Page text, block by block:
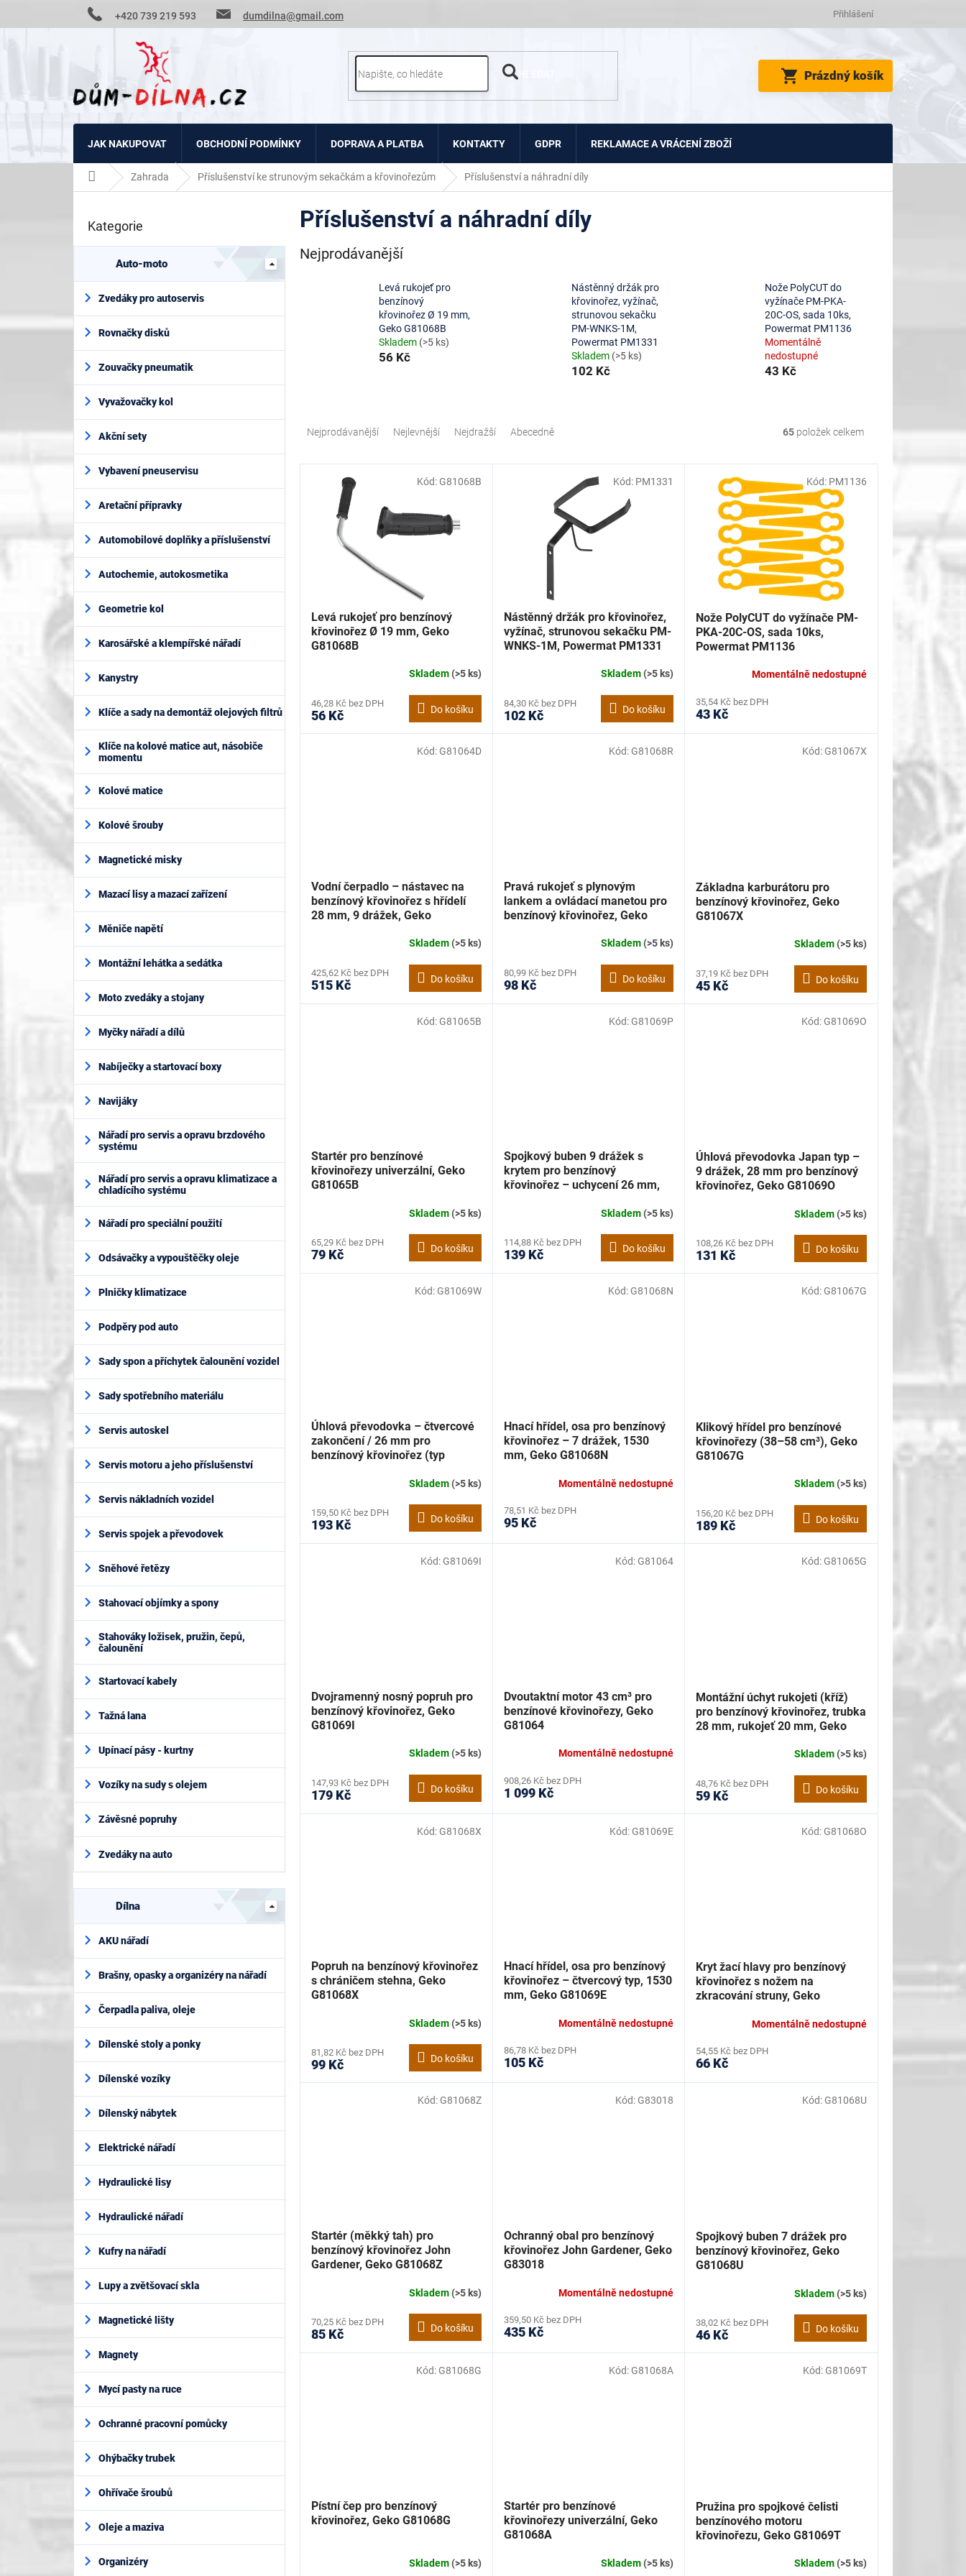
+420 739 219 593 dumdilna@gmail.com Přihlášení
NÁKUPNÍ
KOŠÍK
Prázdný košík
JAK NAKUPOVAT OBCHODNÍ PODMÍNKY DOPRAVA A PLATBA KONTAKTY GDPR REKLAMACE A VRÁCENÍ ZBOŽÍ
Domů Zahrada Příslušenství ke strunovým sekačkám a křovinořezům Příslušenství a náhradní díly
t
a
í
e
Přeskočit
Kategorie
Auto-moto
Zvedáky pro autoservis
Rovnačky disků
Zouvačky pneumatik
Vyvažovačky kol
Akční sety
Vybavení pneuservisu
Aretační přípravky
Automobilové doplňky a příslušenství
Autochemie, autokosmetika
Geometrie kol
Karosářské a klempířské nářadí
Kanystry
Klíče a sady na demontáž olejových filtrů
Klíče na kolové matice aut, násobiče
momentu
Kolové matice
Kolové šrouby
Magnetické misky
Mazací lisy a mazací zařízení
Měniče napětí
Montážní lehátka a sedátka
Moto zvedáky a stojany
Myčky nářadí a dílů
Nabíječky a startovací boxy
Navijáky
Nářadí pro servis a opravu brzdového
systému
Nářadí pro servis a opravu klimatizace a
chladícího systému
Nářadí pro speciální použití
Odsávačky a vypouštěčky oleje
Plničky klimatizace
Podpěry pod auto
Sady spon a příchytek čalounění vozidel
Sady spotřebního materiálu
Servis autoskel
Servis motoru a jeho příslušenství
Servis nákladních vozidel
Servis spojek a převodovek
Sněhové řetězy
Stahovací objímky a spony
Stahováky ložisek, pružin, čepů,
čalounění
Startovací kabely
Tažná lana
Upínací pásy - kurtny
Vozíky na sudy s olejem
Závěsné popruhy
Zvedáky na auto
Dílna
AKU nářadí
Brašny, opasky a organizéry na nářadí
Čerpadla paliva, oleje
Dílenské stoly a ponky
Dílenské vozíky
Dílenský nábytek
Elektrické nářadí
Hydraulické lisy
Hydraulické nářadí
Kufry na nářadí
Lupy a zvětšovací skla
Magnetické lišty
Magnety
Mycí pasty na ruce
Ochranné pracovní pomůcky
Ohýbačky trubek
Ohřívače šroubů
Oleje a maziva
Organizéry
Příslušenství a náhradní díly
Nejprodávanější
Levá rukojeť pro
benzínový
křovinořez Ø 19 mm,
Geko G81068B
Skladem (>5 ks)
56 Kč
Nástěnný držák pro
křovinořez, vyžínač,
strunovou sekačku
PM-WNKS-1M,
Powermat PM1331
Skladem (>5 ks)
102 Kč
Nože PolyCUT do
vyžínače PM-PKA-
20C-OS, sada 10ks,
Powermat PM1136
Momentálně
nedostupné
43 Kč
e
Nejprodávanější Nejlevnější Nejdražší Abecedně 65 položek celkem
Levá rukojeť pro benzínový
křovinořez Ø 19 mm, Geko
G81068B
Skladem(>5 ks)
46,28 Kč bez DPH
56 Kč Do košíku
Kód: G81068B
Nástěnný držák pro křovinořez,
vyžínač, strunovou sekačku PM-
WNKS-1M, Powermat PM1331
Skladem(>5 ks)
84,30 Kč bez DPH
102 Kč Do košíku
Kód: PM1331
Nože PolyCUT do vyžínače PM-
PKA-20C-OS, sada 10ks,
Powermat PM1136
Momentálně nedostupné
35,54 Kč bez DPH
43 Kč
Kód: PM1136
Vodní čerpadlo – nástavec na
benzínový křovinořez s hřídelí
28 mm, 9 drážek, Geko
Skladem(>5 ks)
425,62 Kč bez DPH
515 Kč Do košíku
Kód: G81064D
Pravá rukojeť s plynovým
lankem a ovládací manetou pro
benzínový křovinořez, Geko
Skladem(>5 ks)
80,99 Kč bez DPH
98 Kč Do košíku
Kód: G81068R
Základna karburátoru pro
benzínový křovinořez, Geko
G81067X
Skladem(>5 ks)
37,19 Kč bez DPH
45 Kč Do košíku
Kód: G81067X
Startér pro benzínové
křovinořezy univerzální, Geko
G81065B
Skladem(>5 ks)
65,29 Kč bez DPH
79 Kč Do košíku
Kód: G81065B
Spojkový buben 9 drážek s
krytem pro benzínový
křovinořez – uchycení 26 mm,
Skladem(>5 ks)
114,88 Kč bez DPH
139 Kč Do košíku
Kód: G81069P
Úhlová převodovka Japan typ –
9 drážek, 28 mm pro benzínový
křovinořez, Geko G81069O
Skladem(>5 ks)
108,26 Kč bez DPH
131 Kč Do košíku
Kód: G81069O
Úhlová převodovka – čtvercové
zakončení / 26 mm pro
benzínový křovinořez (typ
Skladem(>5 ks)
159,50 Kč bez DPH
193 Kč Do košíku
Kód: G81069W
Hnací hřídel, osa pro benzínový
křovinořez – 7 drážek, 1530
mm, Geko G81068N
Momentálně nedostupné
78,51 Kč bez DPH
95 Kč
Kód: G81068N
Klikový hřídel pro benzínové
křovinořezy (38–58 cm³), Geko
G81067G
Skladem(>5 ks)
156,20 Kč bez DPH
189 Kč Do košíku
Kód: G81067G
Dvojramenný nosný popruh pro
benzínový křovinořez, Geko
G81069I
Skladem(>5 ks)
147,93 Kč bez DPH
179 Kč Do košíku
Kód: G81069I
Dvoutaktní motor 43 cm³ pro
benzínové křovinořezy, Geko
G81064
Momentálně nedostupné
908,26 Kč bez DPH
1 099 Kč
Kód: G81064
Montážní úchyt rukojeti (kříž)
pro benzínový křovinořez, trubka
28 mm, rukojeť 20 mm, Geko
Skladem(>5 ks)
48,76 Kč bez DPH
59 Kč Do košíku
Kód: G81065G
Popruh na benzínový křovinořez
s chráničem stehna, Geko
G81068X
Skladem(>5 ks)
81,82 Kč bez DPH
99 Kč Do košíku
Kód: G81068X
Hnací hřídel, osa pro benzínový
křovinořez – čtvercový typ, 1530
mm, Geko G81069E
Momentálně nedostupné
86,78 Kč bez DPH
105 Kč
Kód: G81069E
Kryt žací hlavy pro benzínový
křovinořez s nožem na
zkracování struny, Geko
Momentálně nedostupné
54,55 Kč bez DPH
66 Kč
Kód: G81068O
Startér (měkký tah) pro
benzínový křovinořez John
Gardener, Geko G81068Z
Skladem(>5 ks)
70,25 Kč bez DPH
85 Kč Do košíku
Kód: G81068Z
Ochranný obal pro benzínový
křovinořez John Gardener, Geko
G83018
Momentálně nedostupné
359,50 Kč bez DPH
435 Kč
Kód: G83018
Spojkový buben 7 drážek pro
benzínový křovinořez, Geko
G81068U
Skladem(>5 ks)
38,02 Kč bez DPH
46 Kč Do košíku
Kód: G81068U
Pístní čep pro benzínový
křovinořez, Geko G81068G
Skladem(>5 ks)
Kód: G81068G
Startér pro benzínové
křovinořezy univerzální, Geko
G81068A
Skladem(>5 ks)
Kód: G81068A
Pružina pro spojkové čelisti
benzínového motoru
křovinořezu, Geko G81069T
Skladem(>5 ks)
Kód: G81069T